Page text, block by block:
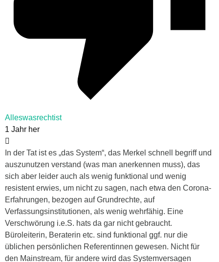
Alleswasrechtist
1 Jahr her
In der Tat ist es „das System“, das Merkel schnell begriff und
auszunutzen verstand (was man anerkennen muss), das
sich aber leider auch als wenig funktional und wenig
resistent erwies, um nicht zu sagen, nach etwa den Corona-
Erfahrungen, bezogen auf Grundrechte, auf
Verfassungsinstitutionen, als wenig wehrfähig. Eine
Verschwörung i.e.S. hats da gar nicht gebraucht.
Büroleiterin, Beraterin etc. sind funktional ggf. nur die
üblichen persönlichen Referentinnen gewesen. Nicht für
den Mainstream, für andere wird das Systemversagen